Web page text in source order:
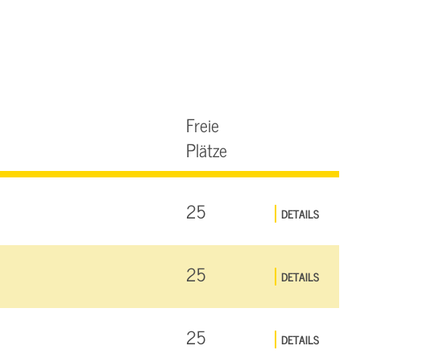
Freie
Plätze
25 DETAILS
25 DETAILS
25 DETAILS